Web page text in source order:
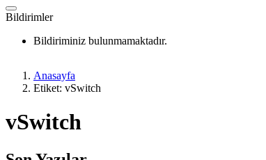
Bildirimler
Bildiriminiz bulunmamaktadır.
Anasayfa
Etiket: vSwitch
vSwitch